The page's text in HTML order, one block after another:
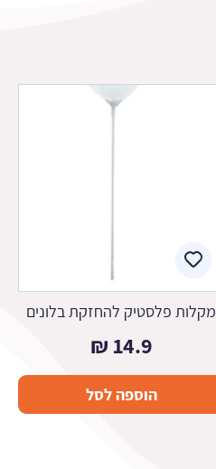
מקלות פלסטיק להחזקת בלונים
14.9
₪
הוספה לסל